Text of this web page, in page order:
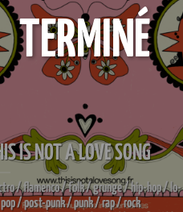
IS NOT A LOVE SONG
/ flamenco / folk / grunge / hip-hop / lo-
/ post-punk / punk / rap / rock
TERMINÉ